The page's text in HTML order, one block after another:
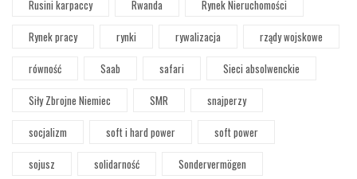
Rusini karpaccy
Rwanda
Rynek Nieruchomości
Rynek pracy
rynki rywalizacja
rządy wojskowe
równość
Saab safari
Sieci absolwenckie
Siły Zbrojne Niemiec
SMR
snajperzy
socjalizm
soft i hard power
soft power
sojusz
solidarność
Sondervermögen